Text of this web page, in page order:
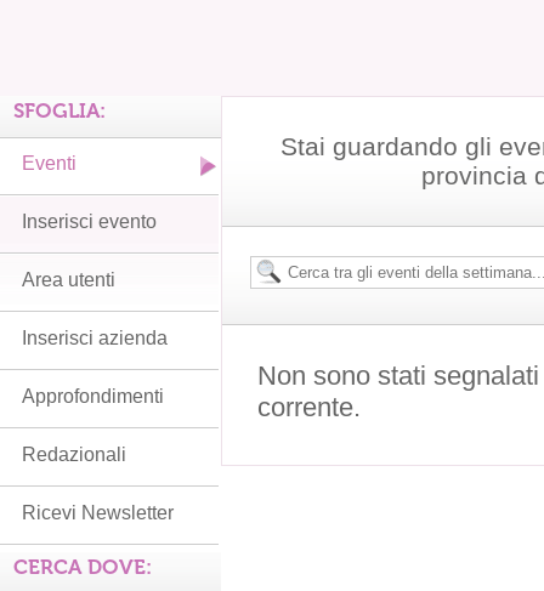
Stai guardando gli
provincia
Non sono stati
corrente.
SFOGLIA:
Eventi
Inserisci evento
Area utenti
Inserisci azienda
Approfondimenti
Redazionali
Ricevi Newsletter
CERCA DOVE: